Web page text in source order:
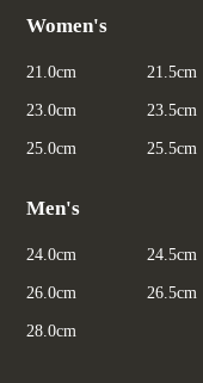
Women's
21.0cm 21.5cm
23.0cm 23.5cm
25.0cm 25.5cm
Men's
24.0cm 24.5cm
26.0cm 26.5cm
28.0cm